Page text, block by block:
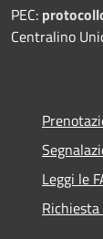
PEC:
Centralino
Leggi le